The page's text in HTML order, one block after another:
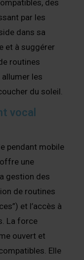
des
par les
dans sa
et à suggérer
routines
allumer les
du soleil.
vocal
pendant mobile
une
gestion des
de routines
et l’accès à
La force
ouvert et
Elle